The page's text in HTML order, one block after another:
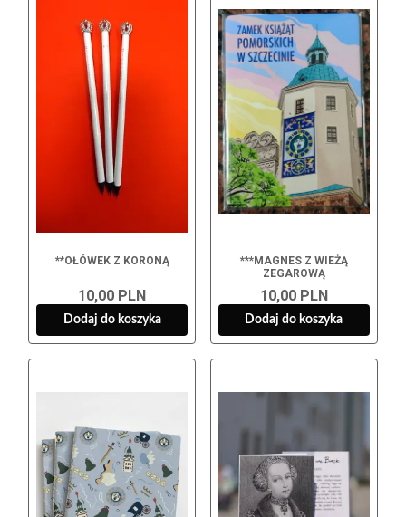
**OŁÓWEK Z KORONĄ
10,00 PLN
Dodaj do koszyka
***MAGNES Z WIEŻĄ
ZEGAROWĄ
10,00 PLN
Dodaj do koszyka